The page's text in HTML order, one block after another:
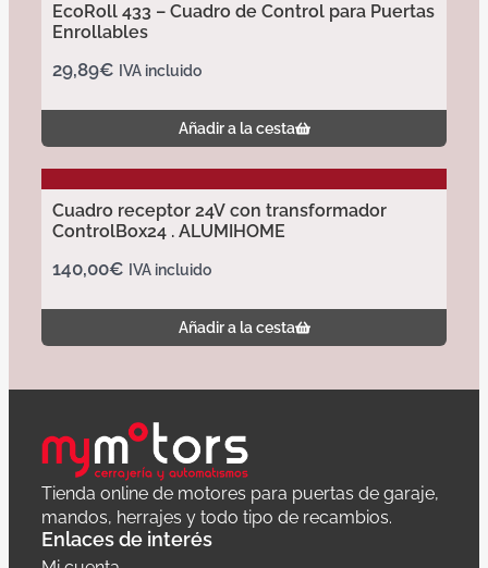
EcoRoll 433 – Cuadro de Control para Puertas
Enrollables
29,89€ IVA incluido
Añadir a la cesta
Cuadro receptor 24V con transformador
ControlBox24 . ALUMIHOME
140,00€ IVA incluido
Añadir a la cesta
Tienda online de motores para puertas de garaje,
mandos, herrajes y todo tipo de recambios.
Enlaces de interés